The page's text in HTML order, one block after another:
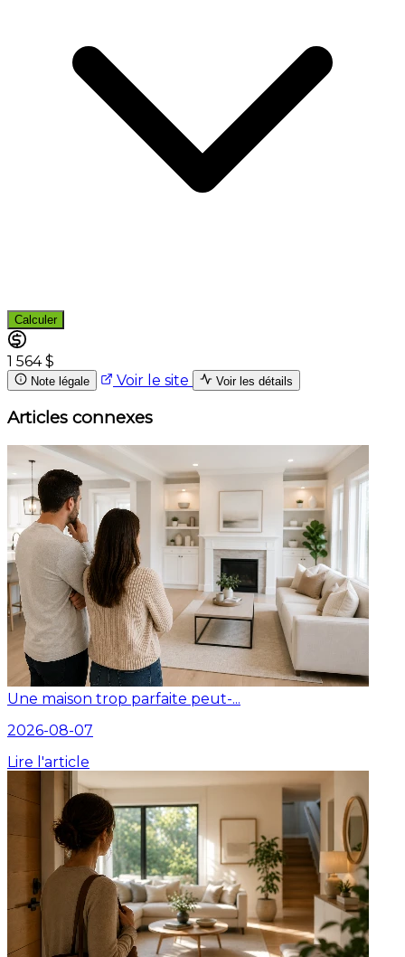
Calculer
1 564 $
Note légale Voir le site Voir les détails
Articles connexes
Une maison trop parfaite peut-...
2026-08-07
Lire l'article